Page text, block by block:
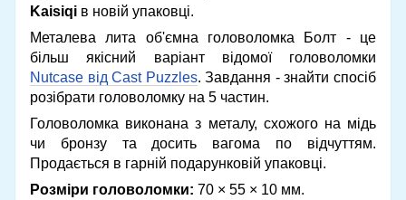
Kaisiqi в новій упаковці.
Металева лита об'ємна головоломка Болт - це
більш якісний варіант відомої головоломки
Nutcase від Cast Puzzles. Завдання - знайти спосіб
розібрати головоломку на 5 частин.
Головоломка виконана з металу, схожого на мідь
чи бронзу та досить вагома по відчуттям.
Продається в гарній подарунковій упаковці.
Розміри головоломки: 70 × 55 × 10 мм.